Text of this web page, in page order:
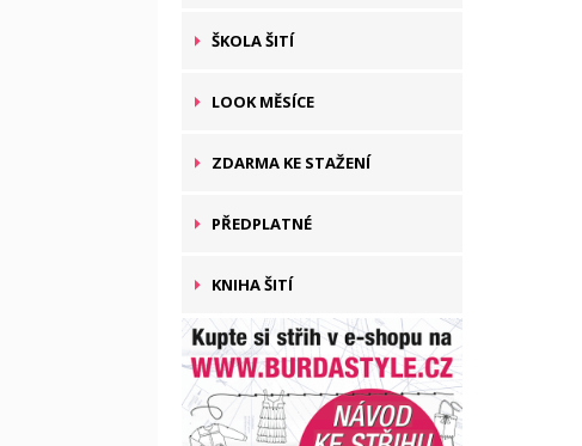
ŠKOLA ŠITÍ
LOOK MĚSÍCE
ZDARMA KE STAŽENÍ
PŘEDPLATNÉ
KNIHA ŠITÍ